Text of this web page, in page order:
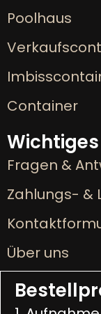
Poolhaus
Container
Wichtiges
Fragen &
Zahlungs- &
Über uns